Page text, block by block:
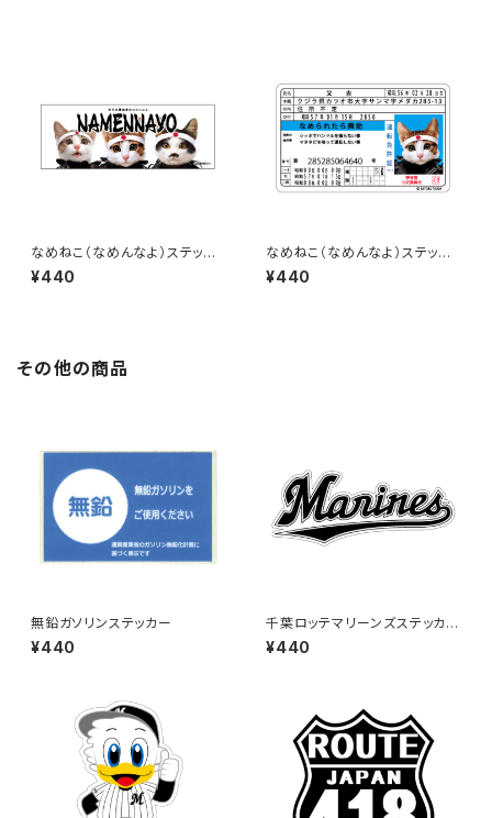
なめねこ（なめんなよ）ステッカ
ー C-3
¥440
なめねこ（なめんなよ）ステッカ
ー D-2
¥440
その他の商品
無鉛ガソリンステッカー
¥440
千葉ロッテマリーンズステッカー
16
¥440